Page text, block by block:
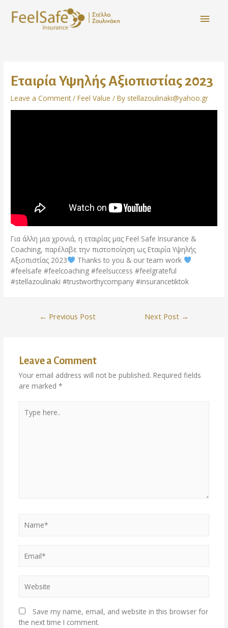
Εταιρία Υψηλής Αξιοπιστίας 2023
Leave a Comment /Feel Value / By stellazoulinaki@yahoo.gr
Για άλλη μια χρονιά, η εταιρίας μας Feel Safe Insurance &
Coaching, παρέλαβε την πιστοποίηση ως Εταιρία Υψηλής
Αξιοπιστίας 2023
Thanks to you & our team work
#feelsafe #feelcoaching #feelsuccess #feelgrateful
#stellazoulinaki #trustworthycompany #insurancetiktok
← Previous Post Next Post →
Leave a Comment
Your email address will not be published. Required fields
are marked *
Save my name, email, and website in this browser for
the next time I comment.